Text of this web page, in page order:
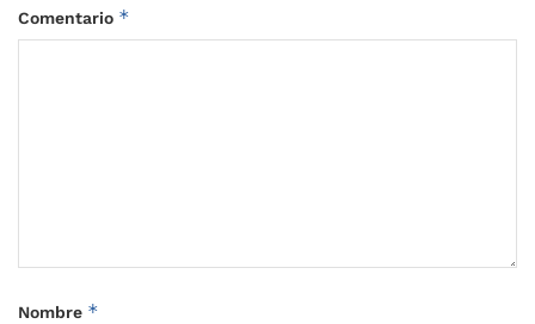
Comentario *
Nombre *